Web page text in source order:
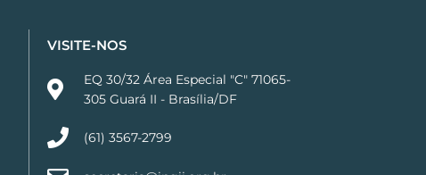
VISITE-NOS
EQ 30/32 Área Especial "C" 71065-
305 Guará II - Brasília/DF
(61) 3567-2799